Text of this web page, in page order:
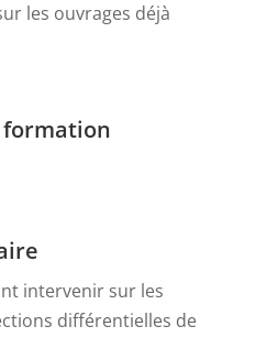
les ouvrages déjà
formation
intervenir sur les
différentielles de